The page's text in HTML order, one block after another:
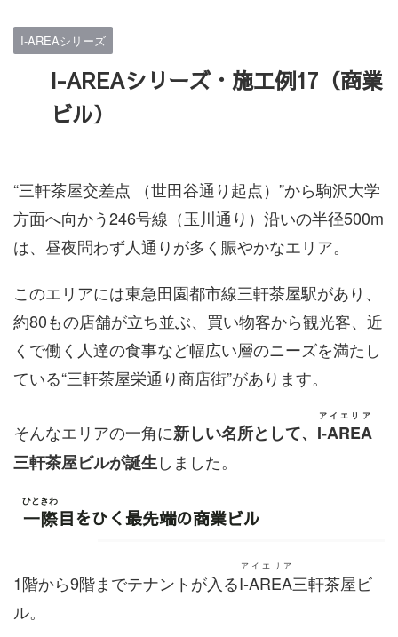
I-AREAシリーズ
I-AREAシリーズ・施工例17（商業
ビル）
“三軒茶屋交差点 （世田谷通り起点）”から駒沢大学
方面へ向かう246号線（玉川通り）沿いの半径500m
は、昼夜問わず人通りが多く賑やかなエリア。
このエリアには東急田園都市線三軒茶屋駅があり、
約80もの店舗が立ち並ぶ、買い物客から観光客、近
くで働く人達の食事など幅広い層のニーズを満たし
ている“三軒茶屋栄通り商店街”があります。
そんなエリアの一角に新しい名所として、 I-AREA
アイエリア
三軒茶屋ビルが誕生しました。
一際
ひときわ
目をひく最先端の商業ビル
1階から9階までテナントが入るI-AREA
アイエリア
三軒茶屋ビ
ル。